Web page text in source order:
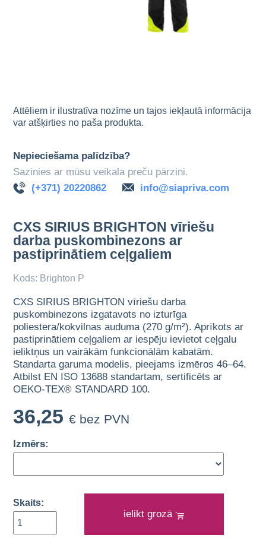
Attēliem ir ilustratīva nozīme un tajos iekļautā informācija
var atšķirties no paša produkta.
Nepieciešama palīdzība?
Sazinies ar mūsu veikala preču pārzini.
(+371) 20220862
info@siapriva.com
CXS SIRIUS BRIGHTON vīriešu
darba puskombinezons ar
pastiprinātiem ceļgaliem
Kods: Brighton P
CXS SIRIUS BRIGHTON vīriešu darba
puskombinezons izgatavots no izturīga
poliestera/kokvilnas auduma (270 g/m²). Aprīkots ar
pastiprinātiem ceļgaliem ar iespēju ievietot ceļgalu
ieliktņus un vairākām funkcionālām kabatām.
Standarta garuma modelis, pieejams izmēros 46–64.
Atbilst EN ISO 13688 standartam, sertificēts ar
OEKO-TEX® STANDARD 100.
36,25 € bez PVN
Izmērs:
Skaits:
ielikt grozā